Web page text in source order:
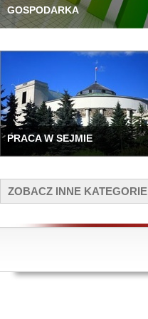
GOSPODARKA
PRACA W SEJMIE
ZOBACZ INNE KATEGORIE